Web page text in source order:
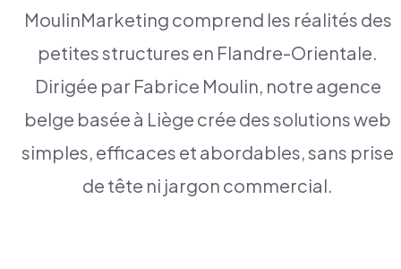
MoulinMarketing comprend les réalités des
petites structures en Flandre-Orientale.
Dirigée par Fabrice Moulin, notre agence
belge basée à Liège crée des solutions web
simples, efficaces et abordables, sans prise
de tête ni jargon commercial.